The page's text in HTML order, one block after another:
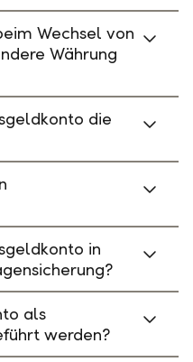
Wechsel von
Währung
die
in
als
werden?